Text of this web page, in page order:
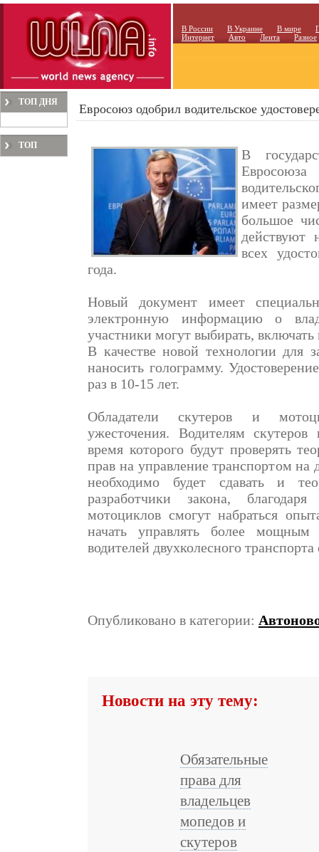
В России В Украине В мире
Интернет
Авто Лента Разное
ТОП ДНЯ
ТОП
Евросоюз одобрил водительское
В
имеет
большое
всех
года.
Новый документ имеет
электронную информацию о
участники могут выбирать,
В качестве новой технологии для
наносить голограмму.
раз в 10-15 лет.
Обладатели скутеров и
ужесточения. Водителям
время которого будут проверять
прав на управление транспортом на
необходимо будет сдавать и
разработчики закона,
мотоциклов смогут набраться
начать управлять более
водителей двухколесного
Опубликовано в категории:
Новости на эту тему:
Обязательные
права для
владельцев
мопедов и
скутеров